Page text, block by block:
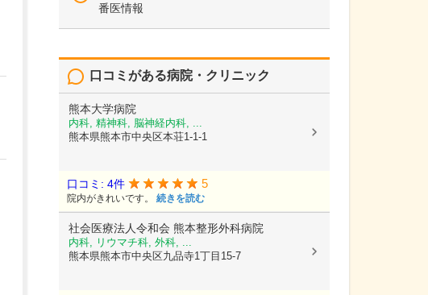
番医情報
口コミがある病院・クリニック
熊本大学病院
内科, 精神科, 脳神経内科, ...
熊本県熊本市中央区本荘1-1-1
口コミ: 4件 5
院内がきれいです。 続きを読む
社会医療法人令和会 熊本整形外科病院
内科, リウマチ科, 外科, ...
熊本県熊本市中央区九品寺1丁目15-7